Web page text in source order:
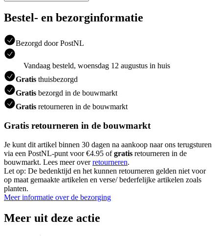
Bestel- en bezorginformatie
Bezorgd door PostNL
Vandaag besteld, woensdag 12 augustus in huis
Gratis thuisbezorgd
Gratis bezorgd in de bouwmarkt
Gratis retourneren in de bouwmarkt
Gratis retourneren in de bouwmarkt
Je kunt dit artikel binnen 30 dagen na aankoop naar ons terugsturen
via een PostNL-punt voor €4.95 ofgratis retourneren in de
bouwmarkt. Lees meer overretourneren.
Let op: De bedenktijd en het kunnen retourneren gelden niet voor
op maat gemaakte artikelen en verse/ bederfelijke artikelen zoals
planten.
Meer informatie over de bezorging
Meer uit deze actie